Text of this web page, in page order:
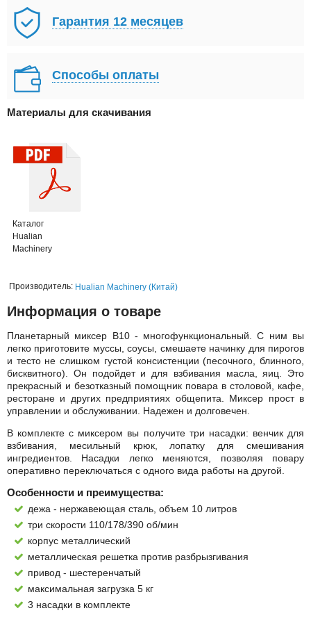
Гарантия 12 месяцев
Способы оплаты
Материалы для скачивания
Каталог
Hualian
Machinery
Производитель: Hualian Machinery (Китай)
Информация о товаре
Планетарный миксер B10 - многофункциональный. С ним вы
легко приготовите муссы, соусы, смешаете начинку для пирогов
и тесто не слишком густой консистенции (песочного, блинного,
бисквитного). Он подойдет и для взбивания масла, яиц. Это
прекрасный и безотказный помощник повара в столовой, кафе,
ресторане и других предприятиях общепита. Миксер прост в
управлении и обслуживании. Надежен и долговечен.
В комплекте с миксером вы получите три насадки: венчик для
взбивания, месильный крюк, лопатку для смешивания
ингредиентов. Насадки легко меняются, позволяя повару
оперативно переключаться с одного вида работы на другой.
Особенности и преимущества:
дежа - нержавеющая сталь, объем 10 литров
три скорости 110/178/390 об/мин
корпус металлический
металлическая решетка против разбрызгивания
привод - шестеренчатый
максимальная загрузка 5 кг
3 насадки в комплекте